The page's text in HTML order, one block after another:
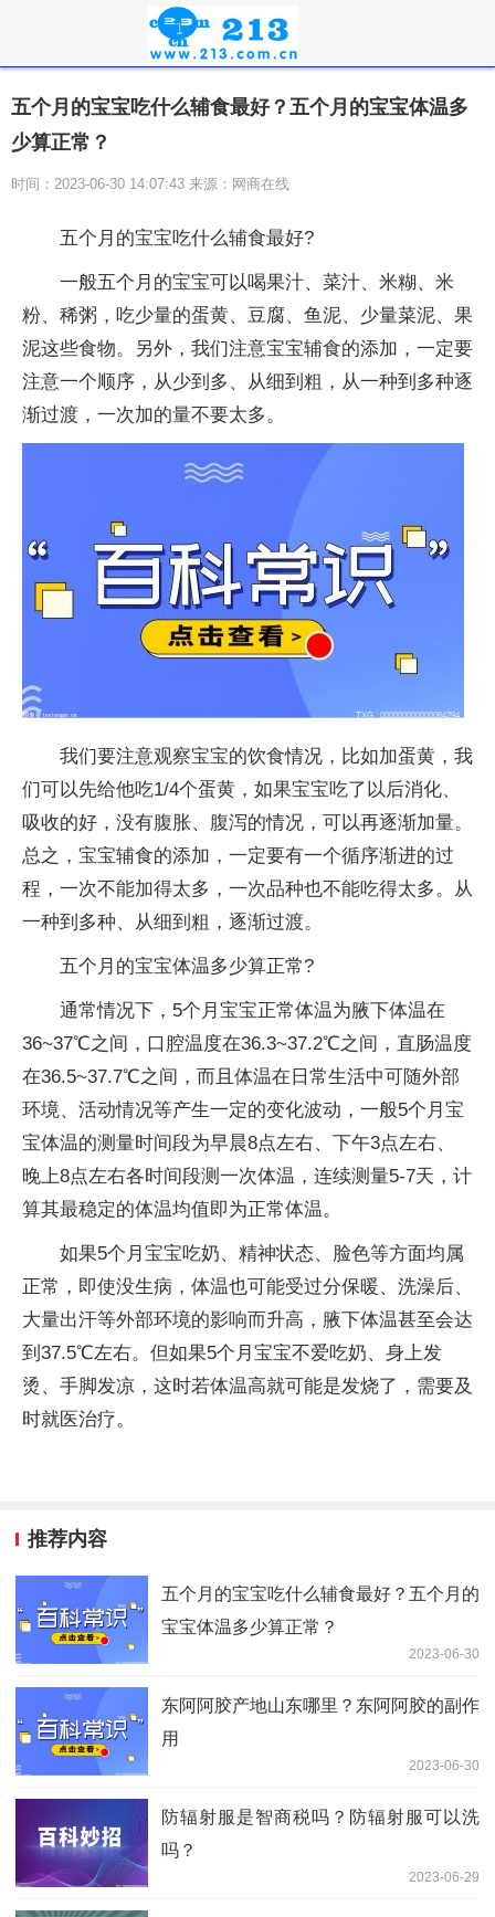
五个月的宝宝吃什么辅食最好？五个月的宝宝体温多
少算正常？
时间：2023-06-30 14:07:43 来源：网商在线
五个月的宝宝吃什么辅食最好?
一般五个月的宝宝可以喝果汁、菜汁、米糊、米
粉、稀粥，吃少量的蛋黄、豆腐、鱼泥、少量菜泥、果
泥这些食物。另外，我们注意宝宝辅食的添加，一定要
注意一个顺序，从少到多、从细到粗，从一种到多种逐
渐过渡，一次加的量不要太多。
我们要注意观察宝宝的饮食情况，比如加蛋黄，我
们可以先给他吃1/4个蛋黄，如果宝宝吃了以后消化、
吸收的好，没有腹胀、腹泻的情况，可以再逐渐加量。
总之，宝宝辅食的添加，一定要有一个循序渐进的过
程，一次不能加得太多，一次品种也不能吃得太多。从
一种到多种、从细到粗，逐渐过渡。
五个月的宝宝体温多少算正常?
通常情况下，5个月宝宝正常体温为腋下体温在
36~37℃之间，口腔温度在36.3~37.2℃之间，直肠温度
在36.5~37.7℃之间，而且体温在日常生活中可随外部
环境、活动情况等产生一定的变化波动，一般5个月宝
宝体温的测量时间段为早晨8点左右、下午3点左右、
晚上8点左右各时间段测一次体温，连续测量5-7天，计
算其最稳定的体温均值即为正常体温。
如果5个月宝宝吃奶、精神状态、脸色等方面均属
正常，即使没生病，体温也可能受过分保暖、洗澡后、
大量出汗等外部环境的影响而升高，腋下体温甚至会达
到37.5℃左右。但如果5个月宝宝不爱吃奶、身上发
烫、手脚发凉，这时若体温高就可能是发烧了，需要及
时就医治疗。
推荐内容
五个月的宝宝吃什么辅食最好？五个月的
宝宝体温多少算正常？
2023-06-30
东阿阿胶产地山东哪里？东阿阿胶的副作
用
2023-06-30
防辐射服是智商税吗？防辐射服可以洗
吗？
2023-06-29